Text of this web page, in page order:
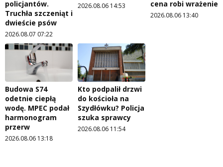
policjantów.
Truchła szczeniąt i
dwieście psów
2026.08.07 07:22
2026.08.06 14:53
cena robi wrażenie
2026.08.06 13:40
Budowa S74
odetnie ciepłą
wodę. MPEC podał
harmonogram
przerw
2026.08.06 13:18
Kto podpalił drzwi
do kościoła na
Szydłówku? Policja
szuka sprawcy
2026.08.06 11:54